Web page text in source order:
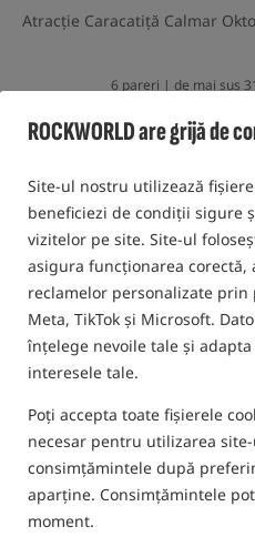
ROCKWORLD are grijă de
Site-ul nostru utilizează
beneficiezi de condiții sigure
vizitelor pe site. Site-ul
asigura funcționarea corectă,
reclamelor personalizate
Meta, TikTok și Microsoft.
înțelege nevoile tale și
interesele tale.
Poți accepta toate fișierele
necesar pentru utilizarea
consimțămintele după
aparține. Consimțămintele
moment.
Atracție Caracatiță Calmar
6 pareri | de mai sus
Cel mai vândut!